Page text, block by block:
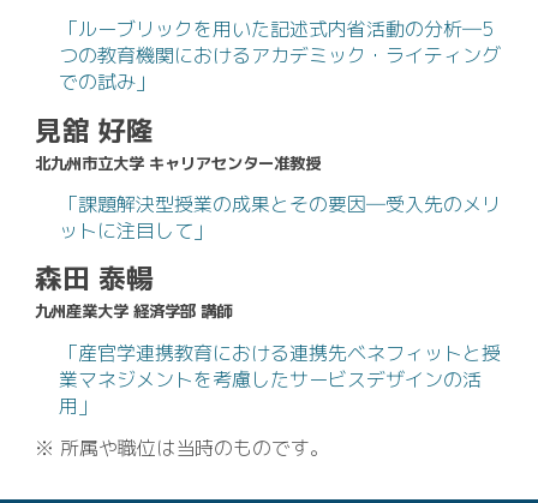
「ルーブリックを用いた記述式内省活動の分析―5
つの教育機関におけるアカデミック・ライティング
での試み」
見舘 好隆
北九州市立大学 キャリアセンター准教授
「課題解決型授業の成果とその要因―受入先のメリ
ットに注目して」
森田 泰暢
九州産業大学 経済学部 講師
「産官学連携教育における連携先ベネフィットと授
業マネジメントを考慮したサービスデザインの活
用」
※ 所属や職位は当時のものです。